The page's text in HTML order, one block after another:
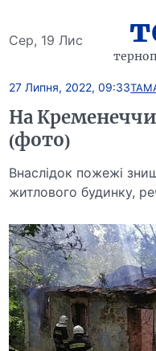
Сер, 19 Лис
27 Липня, 2022, 09:33
На
(фото)
Внаслідок пожежі
житлового будинку,